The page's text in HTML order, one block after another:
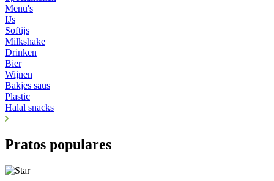
Menu's
IJs
Softijs
Milkshake
Drinken
Bier
Wijnen
Bakjes saus
Plastic
Halal snacks
Pratos populares